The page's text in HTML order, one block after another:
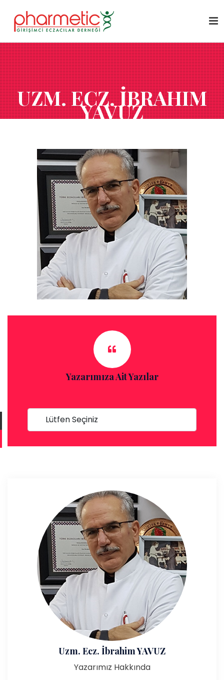
UZM. ECZ. İBRAHIM
YAVUZ
Yazarımıza Ait Yazılar
Uzm. Ecz. İbrahim YAVUZ
Yazarımız Hakkında